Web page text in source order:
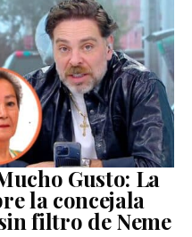
Gusto: La
la concejala
filtro de Neme